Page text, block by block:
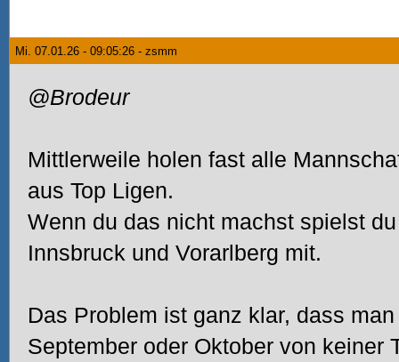
Mi. 07.01.26 - 09:05:26 - zsmm
@Brodeur
Mittlerweile holen fast alle
aus Top Ligen.
Wenn du das nicht machst spielst
Innsbruck und Vorarlberg mit.
Das Problem ist ganz klar, dass
September oder Oktober von keiner